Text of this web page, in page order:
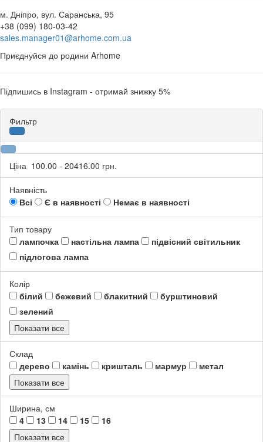
м. Дніпро, вул. Саранська, 95
+38 (099) 180-03-42
sales.manager01@arhome.com.ua
Приєднуйся до родини Arhome
Підпишись в Instagram - отримай знижку 5%
Фильтр
Ціна 100.00 - 20416.00 грн.
Наявність
Всі
Є в наявності Немає в наявності
Тип товару
лампочка
настільна лампа
підвісний світильник
підлогова лампа
Колір
білий
бежевий блакитний
бурштиновий
зелений
Показати все
Склад
дерево
камінь кришталь мармур
метал
Показати все
Ширина, см
4
13 14 15
16
Показати все